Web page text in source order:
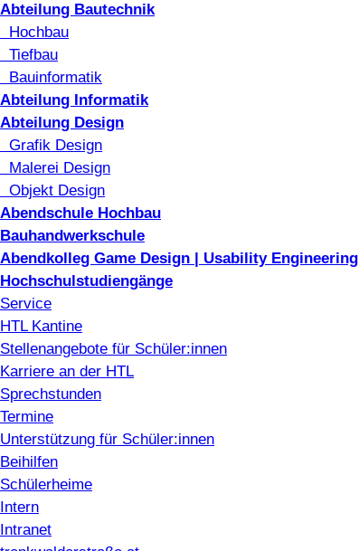
Abteilung Bautechnik
Hochbau
Tiefbau
Bauinformatik
Abteilung Informatik
Abteilung Design
Grafik Design
Malerei Design
Objekt Design
Abendschule Hochbau
Bauhandwerkschule
Abendkolleg Game Design | Usability Engineering
Hochschulstudiengänge
Service
HTL Kantine
Stellenangebote für Schüler:innen
Karriere an der HTL
Sprechstunden
Termine
Unterstützung für Schüler:innen
Beihilfen
Schülerheime
Intern
Intranet